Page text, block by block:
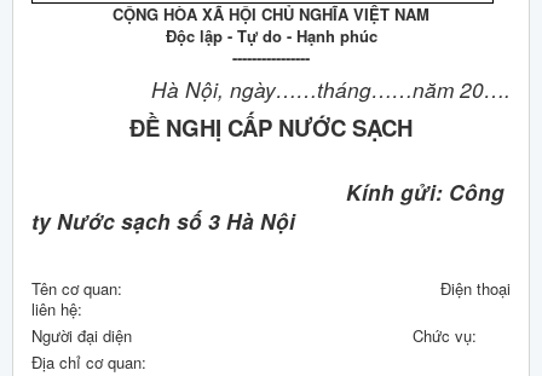
CỘNG HÒA XÃ HỘI CHỦ NGHĨA VIỆT NAM
Độc lập - Tự do - Hạnh phúc
----------------
Hà Nội, ngày……tháng……năm 20….
ĐỀ NGHỊ CẤP NƯỚC SẠCH
Kính gửi: Công
ty Nước sạch số 3 Hà Nội
Tên cơ quan: Điện thoại
liên hệ:
Người đại diện Chức vụ:
Địa chỉ cơ quan: